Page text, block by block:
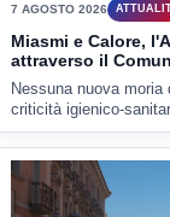
7 AGOSTO 2026
Miasmi e Calore,